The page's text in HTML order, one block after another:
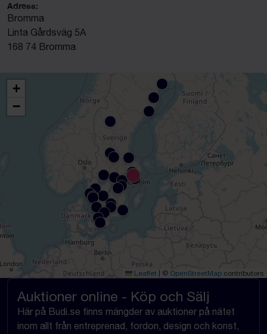
Adress:
Bromma
Linta Gårdsväg 5A
168 74 Bromma
+
−
Leaflet © OpenStreetMap contributors
Auktioner online - Köp och Sälj
Här på Budi.se finns mängder av auktioner på nätet
inom allt från entreprenad, fordon, design och konst,